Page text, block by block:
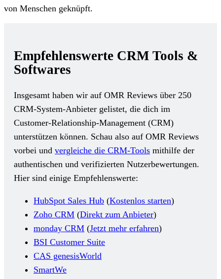
von Menschen geknüpft.
Empfehlenswerte CRM Tools &
Softwares
Insgesamt haben wir auf OMR Reviews über 250
CRM-System-Anbieter gelistet, die dich im
Customer-Relationship-Management (CRM)
unterstützen können. Schau also auf OMR Reviews
vorbei und vergleiche die CRM-Tools mithilfe der
authentischen und verifizierten Nutzerbewertungen.
Hier sind einige Empfehlenswerte:
HubSpot Sales Hub (Kostenlos starten)
Zoho CRM (Direkt zum Anbieter)
monday CRM (Jetzt mehr erfahren)
BSI Customer Suite
CAS genesisWorld
SmartWe